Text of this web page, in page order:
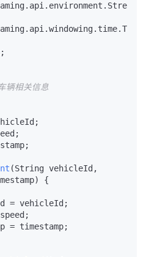
辆相关信息
{
= vehicleId;
= timestamp;